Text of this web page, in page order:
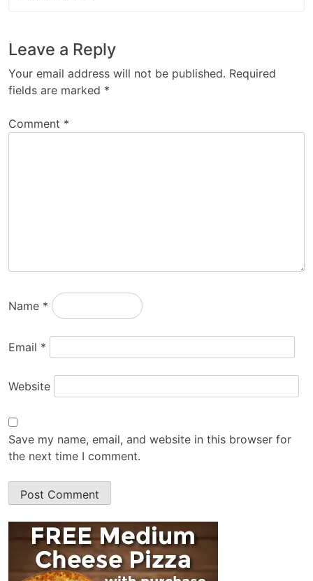
Leave a Reply
Your email address will not be published. Required
fields are marked *
Comment *
Name *
Email *
Website
Save my name, email, and website in this browser for
the next time I comment.